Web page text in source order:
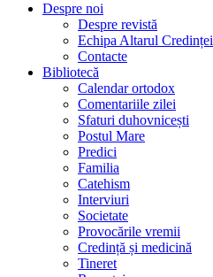
Despre noi
Despre revistă
Echipa Altarul Credinței
Contacte
Bibliotecă
Calendar ortodox
Comentariile zilei
Sfaturi duhovnicești
Postul Mare
Predici
Familia
Catehism
Interviuri
Societate
Provocările vremii
Credință și medicină
Tineret